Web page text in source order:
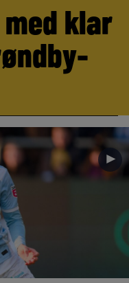
klar
►